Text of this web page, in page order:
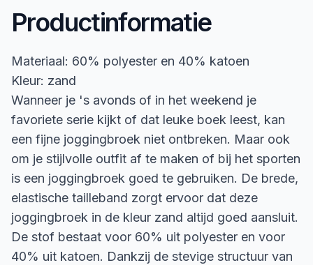
Productinformatie
Materiaal: 60% polyester en 40% katoen
Kleur: zand
Wanneer je 's avonds of in het weekend je
favoriete serie kijkt of dat leuke boek leest, kan
een fijne joggingbroek niet ontbreken. Maar ook
om je stijlvolle outfit af te maken of bij het sporten
is een joggingbroek goed te gebruiken. De brede,
elastische tailleband zorgt ervoor dat deze
joggingbroek in de kleur zand altijd goed aansluit.
De stof bestaat voor 60% uit polyester en voor
40% uit katoen. Dankzij de stevige structuur van